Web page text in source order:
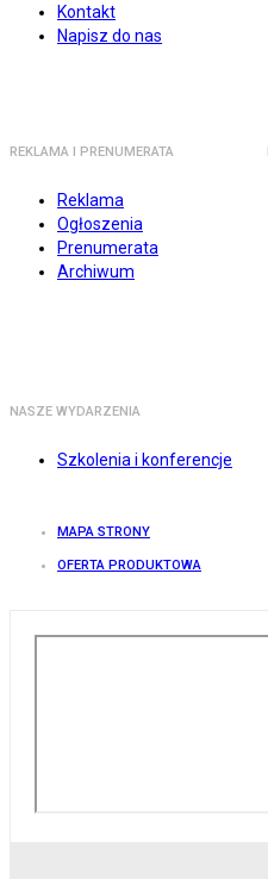
Kontakt
Napisz do nas
REKLAMA I PRENUMERATA
Reklama
Ogłoszenia
Prenumerata
Archiwum
NASZE WYDARZENIA
Szkolenia i konferencje
MAPA STRONY
OFERTA PRODUKTOWA